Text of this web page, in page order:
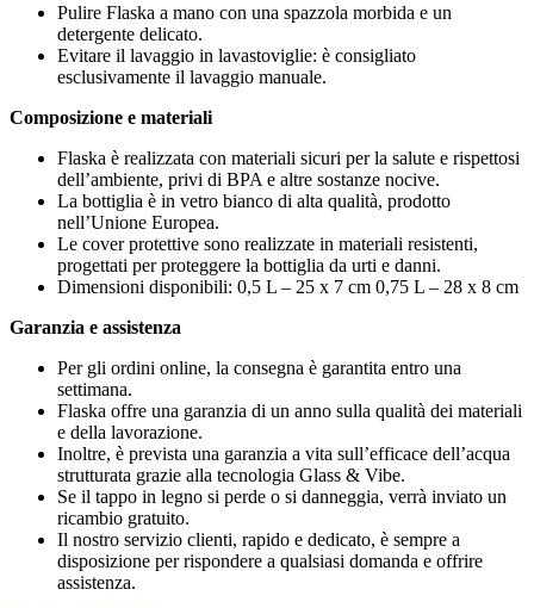
Pulire Flaska a mano con una spazzola morbida e un
detergente delicato.
Evitare il lavaggio in lavastoviglie: è consigliato
esclusivamente il lavaggio manuale.
Composizione e materiali
Flaska è realizzata con materiali sicuri per la salute e rispettosi
dell’ambiente, privi di BPA e altre sostanze nocive.
La bottiglia è in vetro bianco di alta qualità, prodotto
nell’Unione Europea.
Le cover protettive sono realizzate in materiali resistenti,
progettati per proteggere la bottiglia da urti e danni.
Dimensioni disponibili: 0,5 L – 25 x 7 cm 0,75 L – 28 x 8 cm
Garanzia e assistenza
Per gli ordini online, la consegna è garantita entro una
settimana.
Flaska offre una garanzia di un anno sulla qualità dei materiali
e della lavorazione.
Inoltre, è prevista una garanzia a vita sull’efficace dell’acqua
strutturata grazie alla tecnologia Glass & Vibe.
Se il tappo in legno si perde o si danneggia, verrà inviato un
ricambio gratuito.
Il nostro servizio clienti, rapido e dedicato, è sempre a
disposizione per rispondere a qualsiasi domanda e offrire
assistenza.